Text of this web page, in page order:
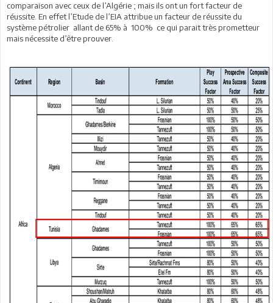
comparaison avec ceux de l’Algérie ; mais ils ont un fort facteur de
réussite. En effet l’Etude de l’EIA attribue un facteur de réussite du
système pétrolier allant de 65% à 100% ce qui parait très prometteur
mais nécessite d’être prouver.